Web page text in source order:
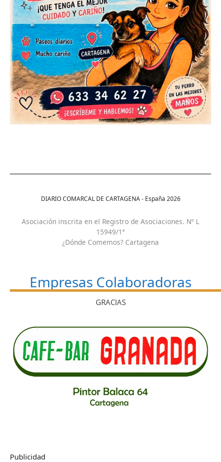
DIARIO COMARCAL DE CARTAGENA - España 2026
Asociación inscrita en el Registro de Asociaciones. Nº L
15949/1ª
¿Dónde Comemos? Cartagena
Empresas Colaboradoras
GRACIAS
Publicidad